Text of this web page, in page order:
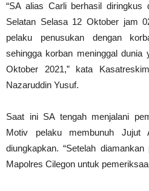
“SA alias Carli berhasil diringkus
Selatan Selasa 12 Oktober jam
pelaku penusukan dengan
sehingga korban meninggal dunia
Oktober 2021,” kata
Nazaruddin Yusuf.
Saat ini SA tengah menjalani
Motiv pelaku membunuh Jujut
diungkapkan. “Setelah
Mapolres Cilegon untuk